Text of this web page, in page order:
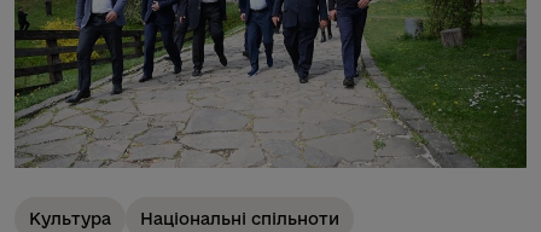
Культура Національні спільноти